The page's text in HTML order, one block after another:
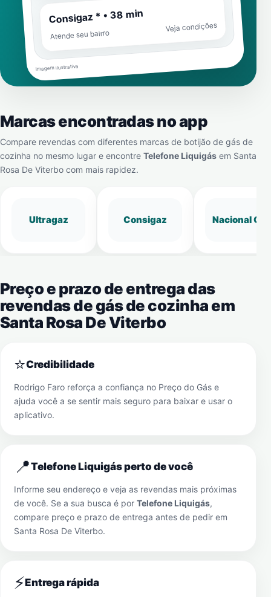
Consigaz * • 38 min
Atende seu bairro
Veja condições
Imagem ilustrativa
Marcas encontradas no app
Compare revendas com diferentes marcas de botijão de gás de
cozinha no mesmo lugar e encontre Telefone Liquigás em Santa
Rosa De Viterbo com mais rapidez.
Ultragaz Consigaz Nacional Gás
Preço e prazo de entrega das
revendas de gás de cozinha em
Santa Rosa De Viterbo
⭐Credibilidade
Rodrigo Faro reforça a confiança no Preço do Gás e
ajuda você a se sentir mais seguro para baixar e usar o
aplicativo.
📍Telefone Liquigás perto de você
Informe seu endereço e veja as revendas mais próximas
de você. Se a sua busca é por Telefone Liquigás,
compare preço e prazo de entrega antes de pedir em
Santa Rosa De Viterbo.
⚡Entrega rápida